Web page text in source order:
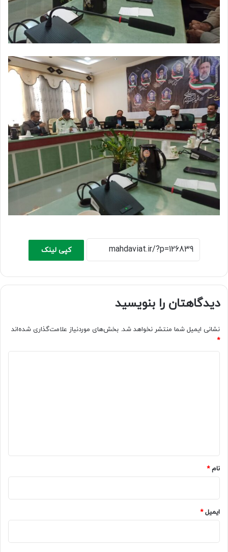
کپی لینک
دیدگاهتان را بنویسید
نشانی ایمیل شما منتشر نخواهد شد. بخش‌های موردنیاز علامت‌گذاری شده‌اند
*
نام*
ایمیل*